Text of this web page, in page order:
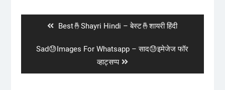
Previous
Best🤞Shayri Hindi – बेस्ट🤞शायरी हिंदी
Next
Sad😓Images For Whatsapp – साद😓इमेजेज फॉर
व्हाट्सप्प